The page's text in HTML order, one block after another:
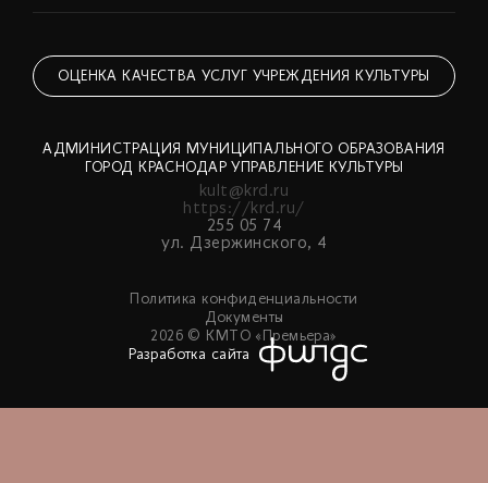
ОЦЕНКА КАЧЕСТВА УСЛУГ УЧРЕЖДЕНИЯ КУЛЬТУРЫ
АДМИНИСТРАЦИЯ МУНИЦИПАЛЬНОГО ОБРАЗОВАНИЯ
ГОРОД КРАСНОДАР УПРАВЛЕНИЕ КУЛЬТУРЫ
kult@krd.ru
https://krd.ru/
255 05 74
ул. Дзержинского, 4
Политика конфиденциальности
Документы
2026 © КМТО «Премьера»
Разработка сайта